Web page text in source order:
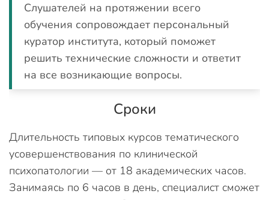
Слушателей на протяжении всего
обучения сопровождает персональный
куратор института, который поможет
решить технические сложности и ответит
на все возникающие вопросы.
Сроки
Длительность типовых курсов тематического
усовершенствования по клинической
психопатологии — от 18 академических часов.
Занимаясь по 6 часов в день, специалист сможет